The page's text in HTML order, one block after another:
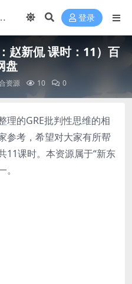
登录
赵新侃 课时：11）百
盘
资源 10 0
的GRE批判性思维的相
参考，希望对大家有所帮
11课时。本资源属于“新东